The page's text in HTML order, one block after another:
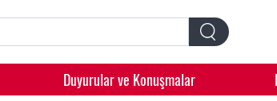
Duyurular ve Konuşmalar